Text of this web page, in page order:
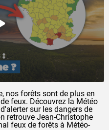
nos forêts sont de plus en
feux. Découvrez la Météo
sur les dangers de
retrouve Jean-Christophe
feux de forêts à Météo-